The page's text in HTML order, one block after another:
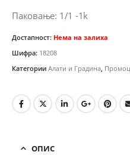
Паковање: 1/1 -1k
Достапност: Нема на залиха
Шифра: 18208
Категории Алати и Градина
ОПИС